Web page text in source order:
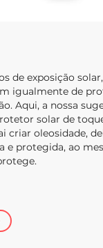
de exposição
igualmente de
Aqui, a nossa
solar de
criar oleosidade,
e protegida, ao